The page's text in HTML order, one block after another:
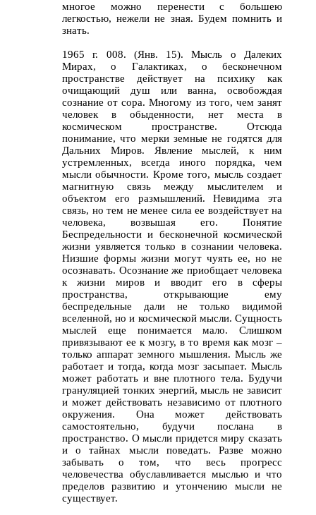
многое можно перенести с большею
легкостью, нежели не зная. Будем помнить и
знать.
1965 г. 008. (Янв. 15). Мысль о Далеких
Мирах, о Галактиках, о бесконечном
пространстве действует на психику как
очищающий душ или ванна, освобождая
сознание от сора. Многому из того, чем занят
человек в обыденности, нет места в
космическом пространстве. Отсюда
понимание, что мерки земные не годятся для
Дальних Миров. Явление мыслей, к ним
устремленных, всегда иного порядка, чем
мысли обычности. Кроме того, мысль создает
магнитную связь между мыслителем и
объектом его размышлений. Невидима эта
связь, но тем не менее сила ее воздействует на
человека, возвышая его. Понятие
Беспредельности и бесконечной космической
жизни уявляется только в сознании человека.
Низшие формы жизни могут чуять ее, но не
осознавать. Осознание же приобщает человека
к жизни миров и вводит его в сферы
пространства, открывающие ему
беспредельные дали не только видимой
вселенной, но и космической мысли. Сущность
мыслей еще понимается мало. Слишком
привязывают ее к мозгу, в то время как мозг –
только аппарат земного мышления. Мысль же
работает и тогда, когда мозг засыпает. Мысль
может работать и вне плотного тела. Будучи
грануляцией тонких энергий, мысль не зависит
и может действовать независимо от плотного
окружения. Она может действовать
самостоятельно, будучи послана в
пространство. О мысли придется миру сказать
и о тайнах мысли поведать. Разве можно
забывать о том, что весь прогресс
человечества обуславливается мыслью и что
пределов развитию и утончению мысли не
существует.